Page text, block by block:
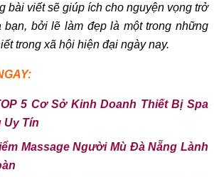
bài viết sẽ giúp ích cho nguyện vọng trở
bạn, bởi lẽ làm đẹp là một trong những
trong xã hội hiện đại ngày nay.
5 Cơ Sở Kinh Doanh Thiết Bị Spa
Uy Tín
Massage Người Mù Đà Nẵng Lành